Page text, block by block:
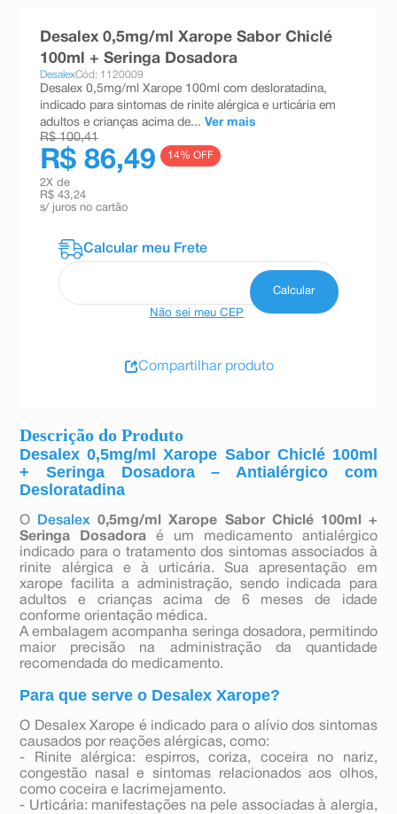
Descrição do Produto
Desalex 0,5mg/ml Xarope Sabor Chiclé 100ml
+ Seringa Dosadora – Antialérgico com
Desloratadina
O Desalex0,5mg/ml Xarope Sabor Chiclé 100ml +
Seringa Dosadoraé um medicamento antialérgico
indicado para o tratamento dos sintomas associados à
rinite alérgica e à urticária. Sua apresentação em
xarope facilita a administração, sendo indicada para
adultos e crianças acima de 6 meses de idade
conforme orientação médica.
A embalagem acompanha seringa dosadora, permitindo
maior precisão na administração da quantidade
recomendada do medicamento.
Para que serve o Desalex Xarope?
O Desalex Xarope é indicado para o alívio dos sintomas
causados por reações alérgicas, como:
- Rinite alérgica: espirros, coriza, coceira no nariz,
congestão nasal e sintomas relacionados aos olhos,
como coceira e lacrimejamento.
- Urticária: manifestações na pele associadas à alergia,
Desalex 0,5mg/ml Xarope Sabor Chiclé
100ml + Seringa Dosadora
DesalexCód: 1120009
Desalex 0,5mg/ml Xarope 100ml com desloratadina,
indicado para sintomas de rinite alérgica e urticária em
adultos e crianças acima de... Ver mais
R$ 100,41
R$ 86,49 14% OFF
2X de
R$ 43,24
s/ juros no cartão
Não sei meu CEP
Compartilhar produto
absorvente
10ºshampoo